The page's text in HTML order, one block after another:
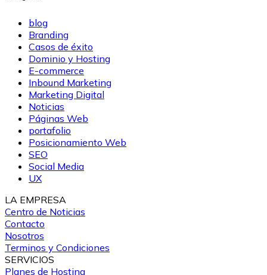
blog
Branding
Casos de éxito
Dominio y Hosting
E-commerce
Inbound Marketing
Marketing Digital
Noticias
Páginas Web
portafolio
Posicionamiento Web
SEO
Social Media
UX
LA EMPRESA
Centro de Noticias
Contacto
Nosotros
Terminos y Condiciones
SERVICIOS
Planes de Hosting